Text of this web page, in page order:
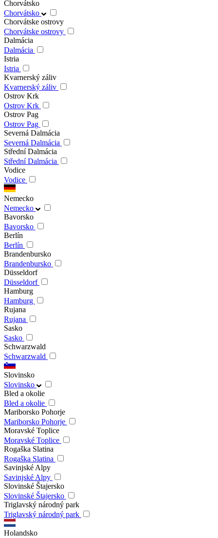
Chorvátsko
Chorvátsko
Chorvátske ostrovy
Chorvátske ostrovy
Dalmácia
Dalmácia
Istria
Istria
Kvarnerský záliv
Kvarnerský záliv
Ostrov Krk
Ostrov Krk
Ostrov Pag
Ostrov Pag
Severná Dalmácia
Severná Dalmácia
Střední Dalmácia
Střední Dalmácia
Vodice
Vodice
Nemecko
Nemecko
Bavorsko
Bavorsko
Berlín
Berlín
Brandenbursko
Brandenbursko
Düsseldorf
Düsseldorf
Hamburg
Hamburg
Rujana
Rujana
Sasko
Sasko
Schwarzwald
Schwarzwald
Slovinsko
Slovinsko
Bled a okolie
Bled a okolie
Mariborsko Pohorje
Mariborsko Pohorje
Moravské Toplice
Moravské Toplice
Rogaška Slatina
Rogaška Slatina
Savinjské Alpy
Savinjské Alpy
Slovinské Štajersko
Slovinské Štajersko
Triglavský národný park
Triglavský národný park
Holandsko